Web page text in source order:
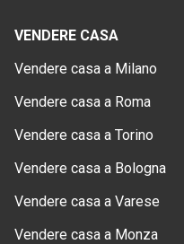
VENDERE CASA
Vendere casa a Milano
Vendere casa a Roma
Vendere casa a Torino
Vendere casa a Bologna
Vendere casa a Varese
Vendere casa a Monza